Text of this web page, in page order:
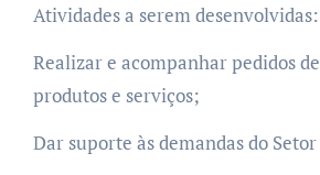
Atividades a serem desenvolvidas:
Realizar e acompanhar pedidos
produtos e serviços;
Dar suporte às demandas do Setor